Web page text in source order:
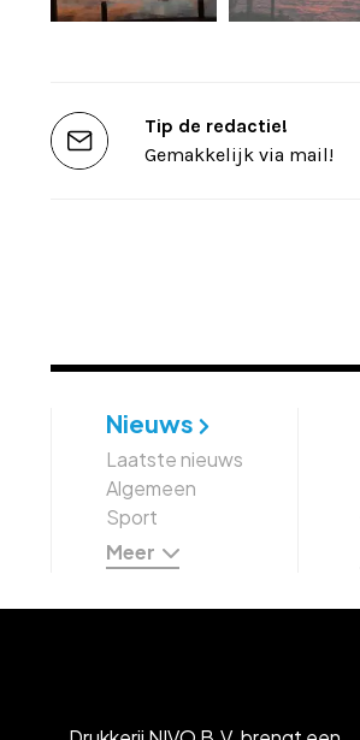
Tip de redactie!
Gemakkelijk via mail!
Nieuws
Laatste nieuws
Algemeen
Sport
Meer